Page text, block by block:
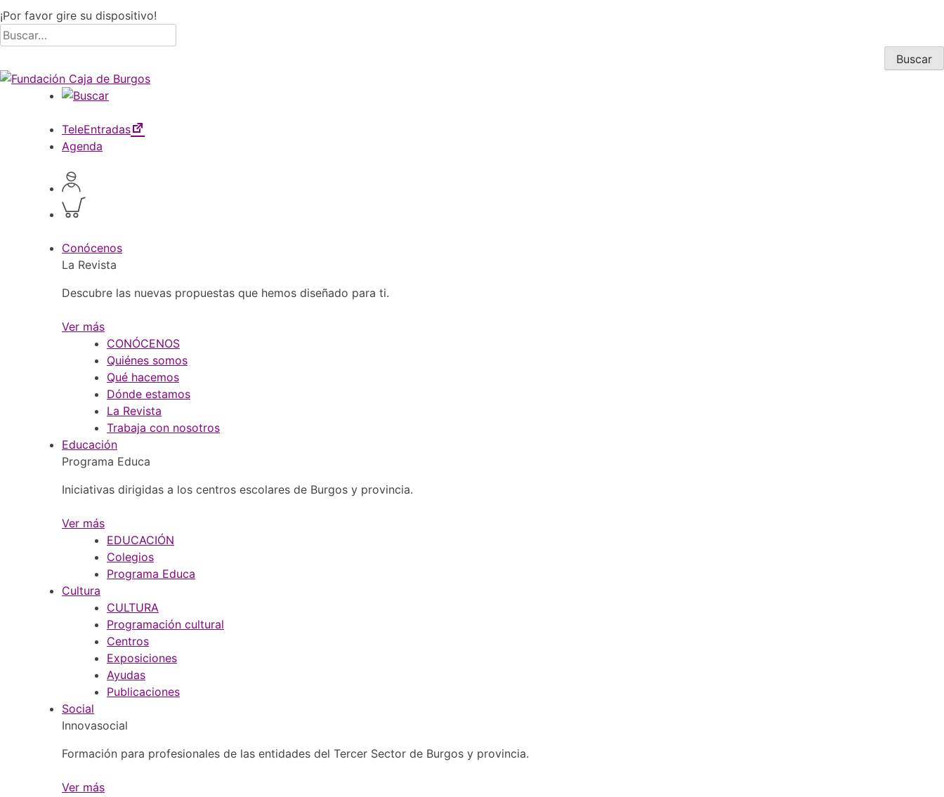
¡Por favor gire su dispositivo!
Skip
to
Buscar
por:
Buscar
TeleEntradas
Agenda
Acceder
a
perfil
Inspeccionar
carrito
Conócenos
La Revista
Descubre las nuevas propuestas que hemos diseñado para ti.
Ver más
CONÓCENOS
Quiénes somos
Qué hacemos
Dónde estamos
La Revista
Trabaja con nosotros
Educación
Programa Educa
Iniciativas dirigidas a los centros escolares de Burgos y provincia.
Ver más
EDUCACIÓN
Colegios
Programa Educa
Cultura
CULTURA
Programación cultural
Centros
Exposiciones
Ayudas
Publicaciones
Social
Innovasocial
Formación para profesionales de las entidades del Tercer Sector de Burgos y provincia.
Ver más